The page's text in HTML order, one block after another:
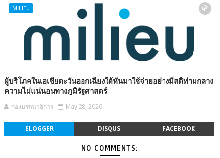
MILIEU
ผู้บริโภคในเอเชียตะวันออกเฉียงใต้หันมาใช้จ่ายอย่างมีสติท่ามกลาง
ความไม่แน่นอนทางภูมิรัฐศาสตร์
กองบรรณาธิการ May 28, 2026
BLOGGER DISQUS FACEBOOK
NO COMMENTS: